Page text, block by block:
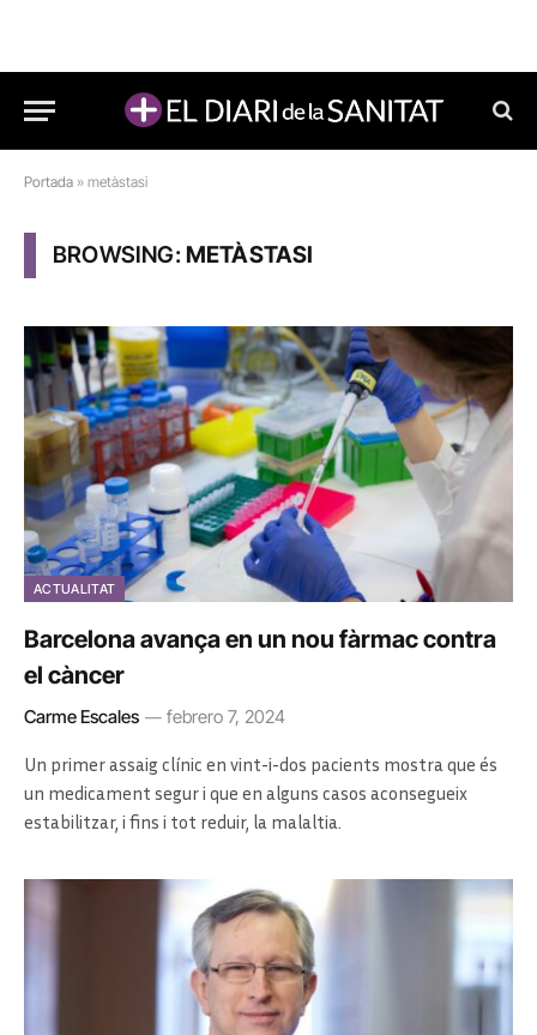
Portada » metàstasi
BROWSING:METÀSTASI
ACTUALITAT
Barcelona avança en un nou fàrmac contra
el càncer
Carme Escales febrero 7, 2024
Un primer assaig clínic en vint-i-dos pacients mostra que és
un medicament segur i que en alguns casos aconsegueix
estabilitzar, i fins i tot reduir, la malaltia.